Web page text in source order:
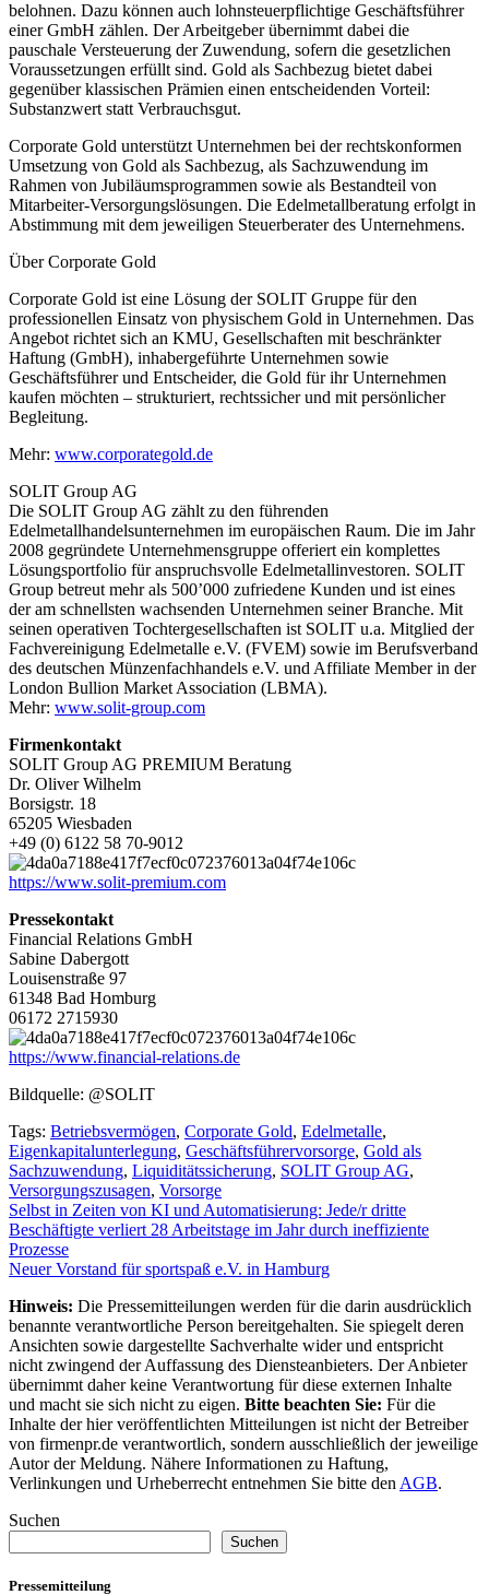
belohnen. Dazu können auch lohnsteuerpflichtige Geschäftsführer
einer GmbH zählen. Der Arbeitgeber übernimmt dabei die
pauschale Versteuerung der Zuwendung, sofern die gesetzlichen
Voraussetzungen erfüllt sind. Gold als Sachbezug bietet dabei
gegenüber klassischen Prämien einen entscheidenden Vorteil:
Substanzwert statt Verbrauchsgut.
Corporate Gold unterstützt Unternehmen bei der rechtskonformen
Umsetzung von Gold als Sachbezug, als Sachzuwendung im
Rahmen von Jubiläumsprogrammen sowie als Bestandteil von
Mitarbeiter-Versorgungslösungen. Die Edelmetallberatung erfolgt in
Abstimmung mit dem jeweiligen Steuerberater des Unternehmens.
Über Corporate Gold
Corporate Gold ist eine Lösung der SOLIT Gruppe für den
professionellen Einsatz von physischem Gold in Unternehmen. Das
Angebot richtet sich an KMU, Gesellschaften mit beschränkter
Haftung (GmbH), inhabergeführte Unternehmen sowie
Geschäftsführer und Entscheider, die Gold für ihr Unternehmen
kaufen möchten – strukturiert, rechtssicher und mit persönlicher
Begleitung.
Mehr: www.corporategold.de
SOLIT Group AG
Die SOLIT Group AG zählt zu den führenden
Edelmetallhandelsunternehmen im europäischen Raum. Die im Jahr
2008 gegründete Unternehmensgruppe offeriert ein komplettes
Lösungsportfolio für anspruchsvolle Edelmetallinvestoren. SOLIT
Group betreut mehr als 500’000 zufriedene Kunden und ist eines
der am schnellsten wachsenden Unternehmen seiner Branche. Mit
seinen operativen Tochtergesellschaften ist SOLIT u.a. Mitglied der
Fachvereinigung Edelmetalle e.V. (FVEM) sowie im Berufsverband
des deutschen Münzenfachhandels e.V. und Affiliate Member in der
London Bullion Market Association (LBMA).
Mehr: www.solit-group.com
Firmenkontakt
SOLIT Group AG PREMIUM Beratung
Dr. Oliver Wilhelm
Borsigstr. 18
65205 Wiesbaden
+49 (0) 6122 58 70-9012
https://www.solit-premium.com
Pressekontakt
Financial Relations GmbH
Sabine Dabergott
Louisenstraße 97
61348 Bad Homburg
06172 2715930
https://www.financial-relations.de
Bildquelle: @SOLIT
Tags: Betriebsvermögen, Corporate Gold, Edelmetalle,
Eigenkapitalunterlegung, Geschäftsführervorsorge, Gold als
Sachzuwendung, Liquiditätssicherung, SOLIT Group AG,
Versorgungszusagen, Vorsorge
Beitragsnavigation
Selbst in Zeiten von KI und Automatisierung: Jede/r dritte
Beschäftigte verliert 28 Arbeitstage im Jahr durch ineffiziente
Prozesse
Neuer Vorstand für sportspaß e.V. in Hamburg
Hinweis: Die Pressemitteilungen werden für die darin ausdrücklich
benannte verantwortliche Person bereitgehalten. Sie spiegelt deren
Ansichten sowie dargestellte Sachverhalte wider und entspricht
nicht zwingend der Auffassung des Diensteanbieters. Der Anbieter
übernimmt daher keine Verantwortung für diese externen Inhalte
und macht sie sich nicht zu eigen. Bitte beachten Sie: Für die
Inhalte der hier veröffentlichten Mitteilungen ist nicht der Betreiber
von firmenpr.de verantwortlich, sondern ausschließlich der jeweilige
Autor der Meldung. Nähere Informationen zu Haftung,
Verlinkungen und Urheberrecht entnehmen Sie bitte den AGB.
Suchen
Suchen
Pressemitteilung